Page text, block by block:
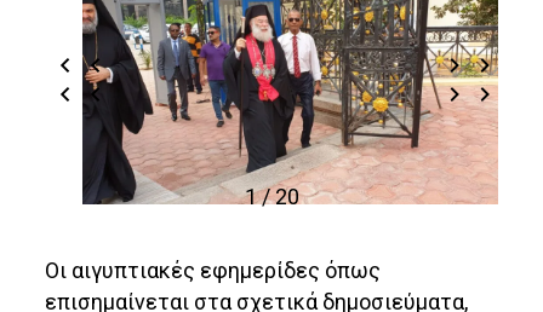
1 / 20
Οι αιγυπτιακές εφημερίδες όπως
επισημαίνεται στα σχετικά δημοσιεύματα,